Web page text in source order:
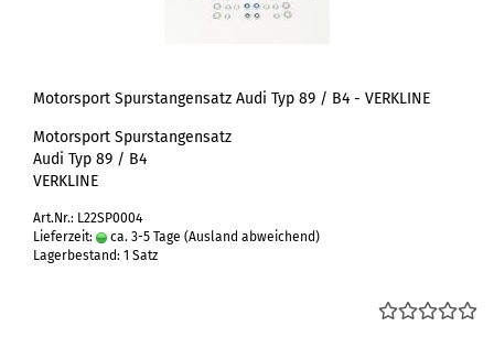
Motorsport Spurstangensatz Audi Typ 89 / B4 - VERKLINE
Motorsport Spurstangensatz
Audi Typ 89 / B4
VERKLINE
Art.Nr.: L22SP0004
Lieferzeit:
ca. 3-5 Tage (Ausland abweichend)
Lagerbestand: 1 Satz